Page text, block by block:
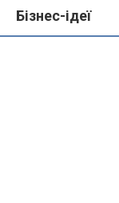
Бізнес-ідеї